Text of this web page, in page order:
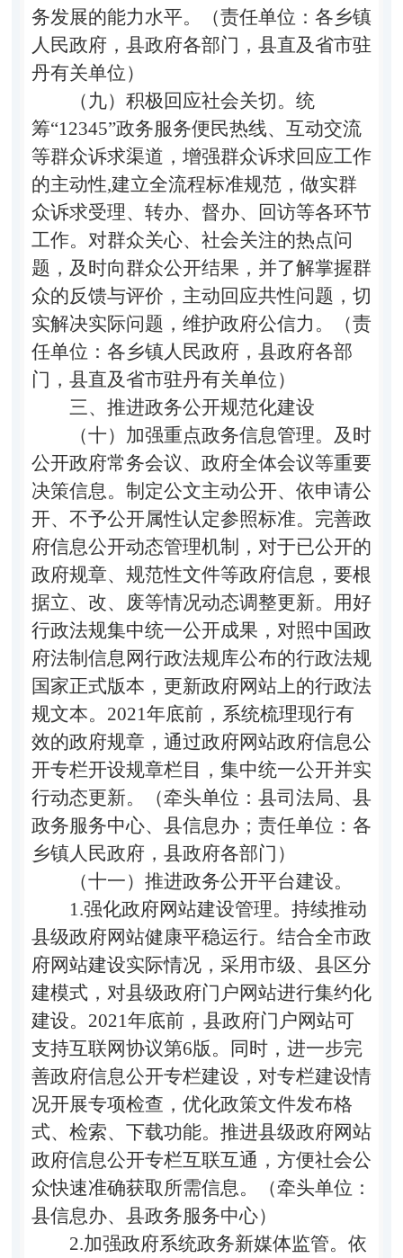
务发展的能力水平。（责任单位：各乡镇
人民政府，县政府各部门，县直及省市驻
丹有关单位）
（九）积极回应社会关切。 统
筹“12345”政务服务便民热线、互动交流
等群众诉求渠道，增强群众诉求回应工作
的主动性,建立全流程标准规范，做实群
众诉求受理、转办、督办、回访等各环节
工作。对群众关心、社会关注的热点问
题，及时向群众公开结果，并了解掌握群
众的反馈与评价，主动回应共性问题，切
实解决实际问题，维护政府公信力。（责
任单位：各乡镇人民政府，县政府各部
门，县直及省市驻丹有关单位）
三、推进政务公开规范化建设
（十）加强重点政务信息管理。 及时
公开政府常务会议、政府全体会议等重要
决策信息。制定公文主动公开、依申请公
开、不予公开属性认定参照标准。完善政
府信息公开动态管理机制，对于已公开的
政府规章、规范性文件等政府信息，要根
据立、改、废等情况动态调整更新。用好
行政法规集中统一公开成果，对照中国政
府法制信息网行政法规库公布的行政法规
国家正式版本，更新政府网站上的行政法
规文本。 2021年底前，系统梳理现行有
效的政府规章，通过政府网站政府信息公
开专栏开设规章栏目，集中统一公开并实
行动态更新。（牵头单位：县司法局、县
政务服务中心、县信息办；责任单位：各
乡镇人民政府，县政府各部门）
（十一）推进政务公开平台建设。
1.强化政府网站建设管理。 持续推动
县级政府网站健康平稳运行。结合全市政
府网站建设实际情况，采用市级、县区分
建模式，对县级政府门户网站进行集约化
建设。 2021年底前，县政府门户网站可
支持互联网协议第6版。同时，进一步完
善政府信息公开专栏建设，对专栏建设情
况开展专项检查，优化政策文件发布格
式、检索、下载功能。推进县级政府网站
政府信息公开专栏互联互通，方便社会公
众快速准确获取所需信息。（牵头单位：
县信息办、县政务服务中心）
2.加强政府系统政务新媒体监管。 依